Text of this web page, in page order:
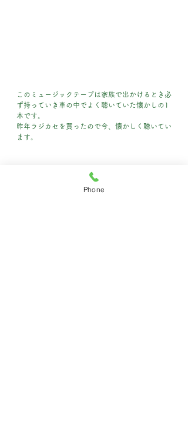
このミュージックテープは家族で出かけるとき必
ず持っていき車の中でよく聴いていた懐かしの1
本です。
昨年ラジカセを買ったので今、懐かしく聴いてい
ます。
Phone